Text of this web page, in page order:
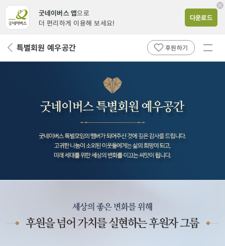
굿네이버스 앱으로
더 편리하게 이용해 보세요!
다운로드
뒤 특별회원 예우공간 후원하기
전체